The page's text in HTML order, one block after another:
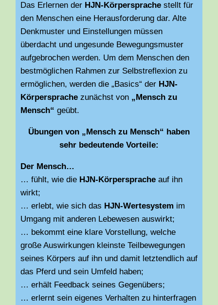
Das Erlernen der HJN-Körpersprache stellt für
den Menschen eine Herausforderung dar. Alte
Denkmuster und Einstellungen müssen
überdacht und ungesunde Bewegungsmuster
aufgebrochen werden. Um dem Menschen den
bestmöglichen Rahmen zur Selbstreflexion zu
ermöglichen, werden die „Basics“ der HJN-
Körpersprache zunächst von „Mensch zu
Mensch“ geübt.
Übungen von „Mensch zu Mensch“ haben
sehr bedeutende Vorteile:
Der Mensch…
… fühlt, wie die HJN-Körpersprache auf ihn
wirkt;
… erlebt, wie sich das HJN-Wertesystem im
Umgang mit anderen Lebewesen auswirkt;
… bekommt eine klare Vorstellung, welche
große Auswirkungen kleinste Teilbewegungen
seines Körpers auf ihn und damit letztendlich auf
das Pferd und sein Umfeld haben;
… erhält Feedback seines Gegenübers;
… erlernt sein eigenes Verhalten zu hinterfragen